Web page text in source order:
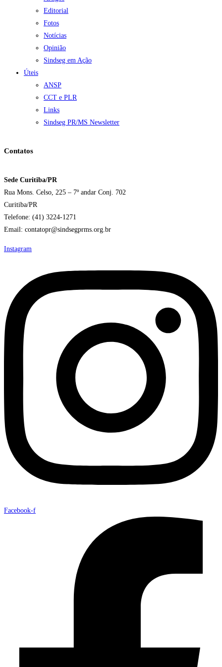
Editorial
Fotos
Notícias
Opinião
Sindseg em Ação
Úteis
ANSP
CCT e PLR
Links
Sindseg PR/MS Newsletter
Contatos
Sede Curitiba/PR
Rua Mons. Celso, 225 – 7º andar Conj. 702
Curitiba/PR
Telefone: (41) 3224-1271
Email: contatopr@sindsegprms.org.br
Instagram
Facebook-f